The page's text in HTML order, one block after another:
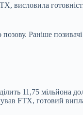
висловила
Раніше
11,75 мільйона
FTX, готовий